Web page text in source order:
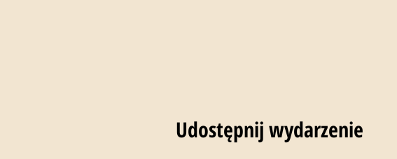
Udostępnij wydarzenie